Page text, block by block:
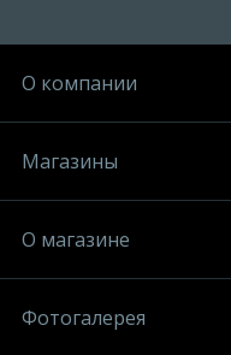
О компании
Магазины
О магазине
Фотогалерея